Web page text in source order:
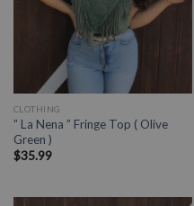
CLOTHING
” La Nena ” Fringe Top ( Olive
Green )
$35.99